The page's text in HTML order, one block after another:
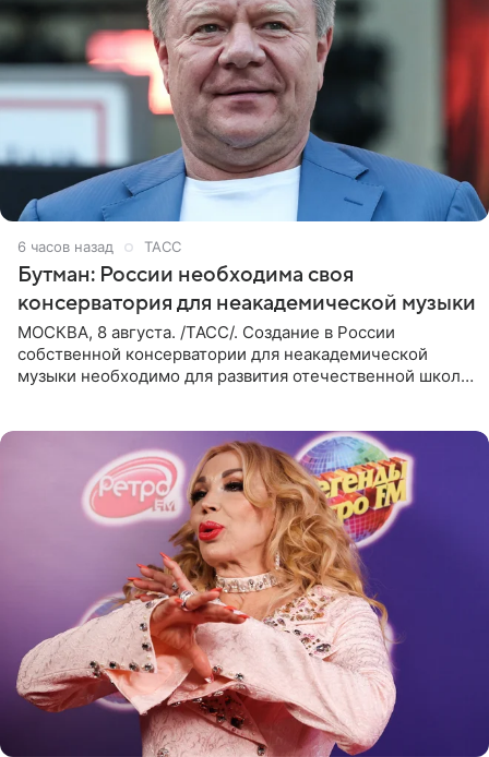
6 часов назад ТАСС
Бутман: России необходима своя
консерватория для неакадемической музыки
МОСКВА, 8 августа. /ТАСС/. Создание в России
собственной консерватории для неакадемической
музыки необходимо для развития отечественной школы